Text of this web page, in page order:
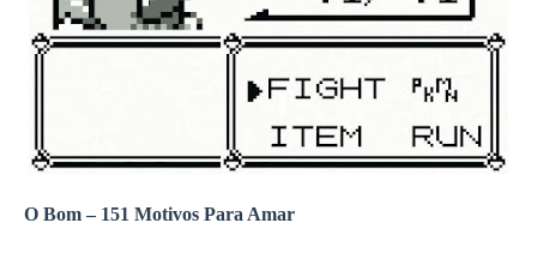
O Bom – 151 Motivos Para Amar